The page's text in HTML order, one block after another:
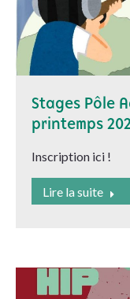
Stages Pôle
printemps
Inscription ici !
Lire la suite